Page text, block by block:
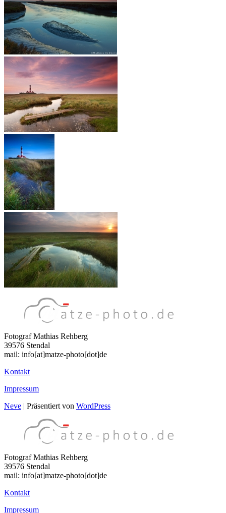
Fotograf Mathias Rehberg
39576 Stendal
mail: info[at]matze-photo[dot]de
Kontakt
Impressum
Neve | Präsentiert von WordPress
Fotograf Mathias Rehberg
39576 Stendal
mail: info[at]matze-photo[dot]de
Kontakt
Impressum